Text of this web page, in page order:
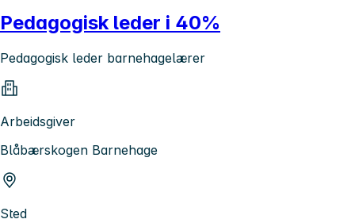
Pedagogisk leder i 40%
Pedagogisk leder barnehagelærer
Arbeidsgiver
Blåbærskogen Barnehage
Sted